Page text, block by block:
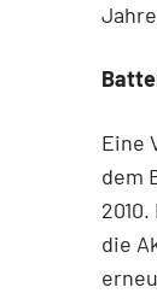
Eine
dem
die